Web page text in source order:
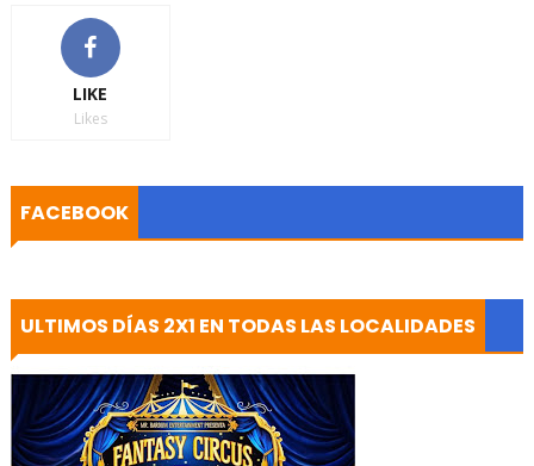
LIKE
Likes
FACEBOOK
ULTIMOS DÍAS 2X1 EN TODAS LAS LOCALIDADES